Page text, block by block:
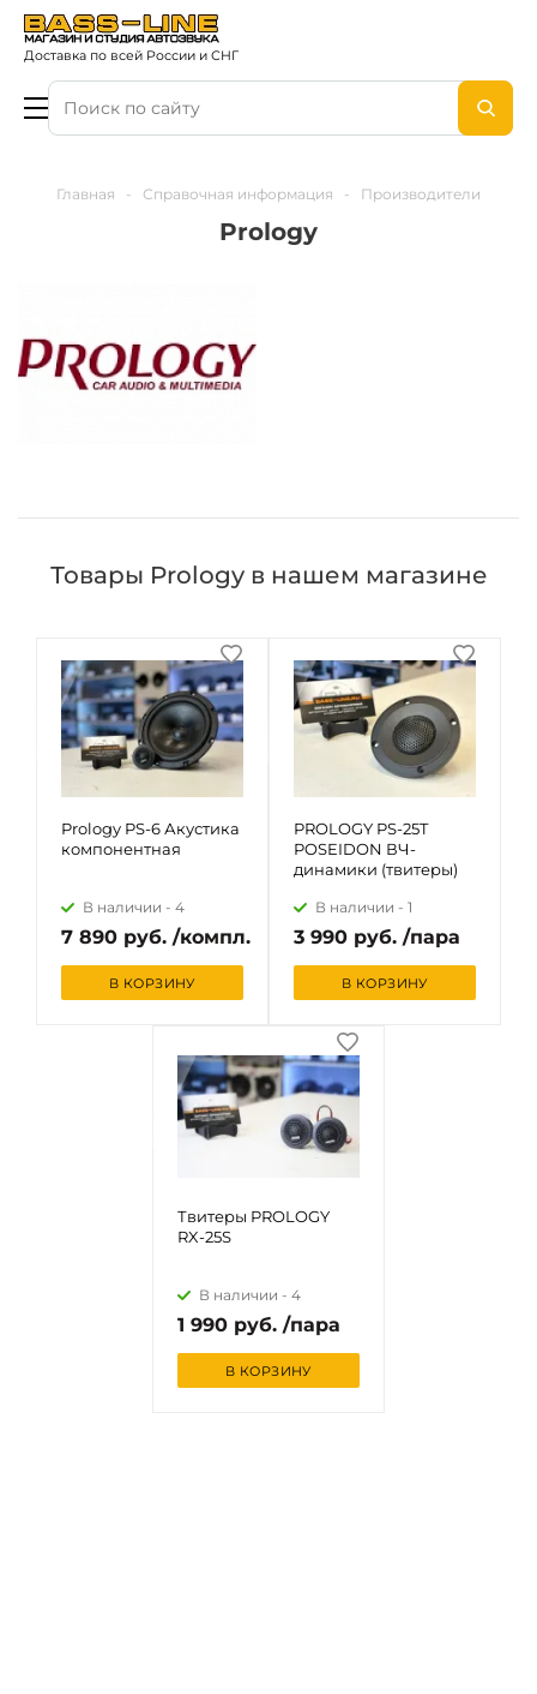
Доставка по всей России и СНГ
Главная - Справочная информация - Производители
Prology
Товары Prology в нашем магазине
Prology PS-6 Акустика
компонентная
В наличии - 4
7 890 руб. /компл.
В КОРЗИНУ
PROLOGY PS-25T
POSEIDON ВЧ-
динамики (твитеры)
В наличии - 1
3 990 руб. /пара
В КОРЗИНУ
Твитеры PROLOGY
RX-25S
В наличии - 4
1 990 руб. /пара
В КОРЗИНУ